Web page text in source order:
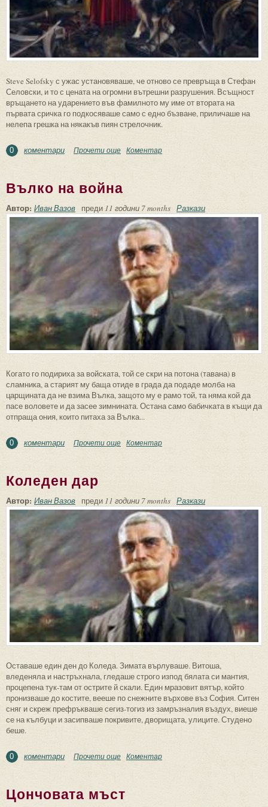
Steve Selofsky с ужас установяваше, че отново се превръща в Стефан
Селовски, и то с цената на огромни вътрешни разрушения. Всъщност
връщането на ударението във фамилното му име от втората на
първата сричка го подкосяваше само с едно бъзване, приличаше на
нелепа грешка на някакъв пиян стрелочник.
0 коментари Прочети още about Минчо
Коментар
Вълко на война
Автор: Иван Вазов преди 11 години 7 months Разкази
Когато го подириха за войската, той се скри на потона (тавана) в
сламника, а старият му баща отиде в града да подаде молба на
царщината да не взима Вълка, защото му е рамо той, та няма кой да
пасе воловете и да засее зимнината. Остана само бабичката в къщи да
отпраща ония, които питаха за Вълка...
0 коментари Прочети още about Вълко на война
Коментар
Коледен дар
Автор: Иван Вазов преди 11 години 7 months Разкази
Оставаше един ден до Коледа. Зимата върлуваше. Витоша,
вледеняла и настръхнала, гледаше строго изпод бялата си мантия,
процепена тук-там от острите й скали. Един мразовит вятър, който
пронизваше до костите, вееше по снежните върхове въз София. Ситен
сняг и скреж префръкваше сегиз-тогиз из замръзналия въздух, виеше
се на кълбуци и засипваше покривите, дворищата, улиците. Студено
беше.
0 коментари Прочети още about Коледен дар
Коментар
Цончовата мъст